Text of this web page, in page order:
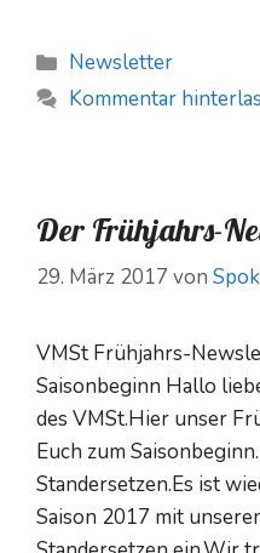
Kategorien
Newsletter
Kommentar
Der Frühjahrs-
29. März 2017 von Spok
VMSt Frühjahrs-
Saisonbeginn Hallo
des VMSt.Hier unser
Euch zum
Standersetzen.Es ist
Saison 2017 mit